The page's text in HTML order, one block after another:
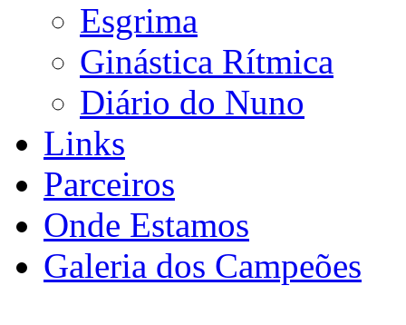
Esgrima
Ginástica Rítmica
Diário do Nuno
Links
Parceiros
Onde Estamos
Galeria dos Campeões